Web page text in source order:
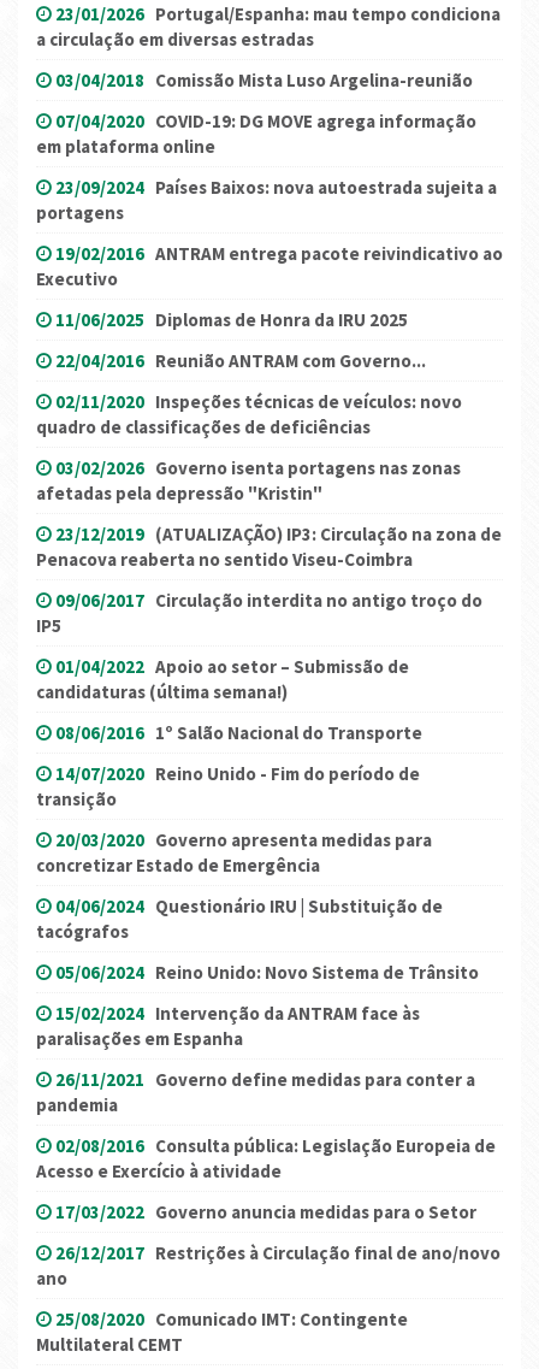
23/01/2026 Portugal/Espanha: mau tempo condiciona
a circulação em diversas estradas
03/04/2018 Comissão Mista Luso Argelina-reunião
07/04/2020 COVID-19: DG MOVE agrega informação
em plataforma online
23/09/2024 Países Baixos: nova autoestrada sujeita a
portagens
19/02/2016 ANTRAM entrega pacote reivindicativo ao
Executivo
11/06/2025 Diplomas de Honra da IRU 2025
22/04/2016 Reunião ANTRAM com Governo...
02/11/2020 Inspeções técnicas de veículos: novo
quadro de classificações de deficiências
03/02/2026 Governo isenta portagens nas zonas
afetadas pela depressão "Kristin"
23/12/2019 (ATUALIZAÇÃO) IP3: Circulação na zona de
Penacova reaberta no sentido Viseu-Coimbra
09/06/2017 Circulação interdita no antigo troço do
IP5
01/04/2022 Apoio ao setor – Submissão de
candidaturas (última semana!)
08/06/2016 1º Salão Nacional do Transporte
14/07/2020 Reino Unido - Fim do período de
transição
20/03/2020 Governo apresenta medidas para
concretizar Estado de Emergência
04/06/2024 Questionário IRU | Substituição de
tacógrafos
05/06/2024 Reino Unido: Novo Sistema de Trânsito
15/02/2024 Intervenção da ANTRAM face às
paralisações em Espanha
26/11/2021 Governo define medidas para conter a
pandemia
02/08/2016 Consulta pública: Legislação Europeia de
Acesso e Exercício à atividade
17/03/2022 Governo anuncia medidas para o Setor
26/12/2017 Restrições à Circulação final de ano/novo
ano
25/08/2020 Comunicado IMT: Contingente
Multilateral CEMT